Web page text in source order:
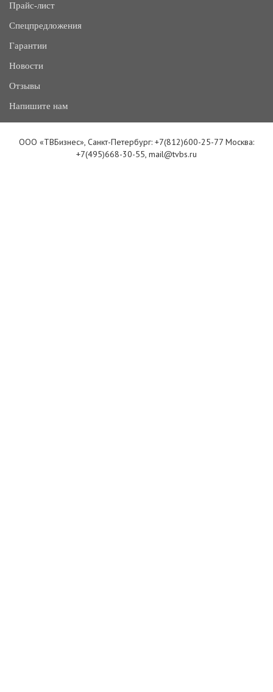
Прайс-лист
Спецпредложения
Гарантии
Новости
Отзывы
Напишите нам
ООО «ТВБизнес», Санкт-Петербург: +7(812)600-25-77 Москва:
+7(495)668-30-55, mail@tvbs.ru